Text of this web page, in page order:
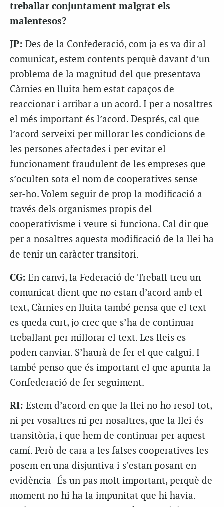
treballar conjuntament malgrat els
malentesos?
JP: Des de la Confederació, com ja es va dir al
comunicat, estem contents perquè davant d’un
problema de la magnitud del que presentava
Càrnies en lluita hem estat capaços de
reaccionar i arribar a un acord. I per a nosaltres
el més important és l’acord. Després, cal que
l’acord serveixi per millorar les condicions de
les persones afectades i per evitar el
funcionament fraudulent de les empreses que
s’oculten sota el nom de cooperatives sense
ser-ho. Volem seguir de prop la modificació a
través dels organismes propis del
cooperativisme i veure si funciona. Cal dir que
per a nosaltres aquesta modificació de la llei ha
de tenir un caràcter transitori.
CG: En canvi, la Federació de Treball treu un
comunicat dient que no estan d’acord amb el
text, Càrnies en lluita també pensa que el text
es queda curt, jo crec que s’ha de continuar
treballant per millorar el text. Les lleis es
poden canviar. S’haurà de fer el que calgui. I
també penso que és important el que apunta la
Confederació de fer seguiment.
RI: Estem d’acord en que la llei no ho resol tot,
ni per vosaltres ni per nosaltres, que la llei és
transitòria, i que hem de continuar per aquest
camí. Però de cara a les falses cooperatives les
posem en una disjuntiva i s’estan posant en
evidència- És un pas molt important, perquè de
moment no hi ha la impunitat que hi havia.